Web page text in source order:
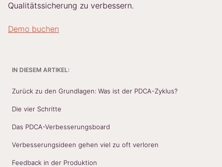
Qualitätssicherung zu verbessern.
Demo buchen
IN DIESEM ARTIKEL:
Zurück zu den Grundlagen: Was ist der PDCA-Zyklus?
Die vier Schritte
Das PDCA-Verbesserungsboard
Verbesserungsideen gehen viel zu oft verloren
Feedback in der Produktion